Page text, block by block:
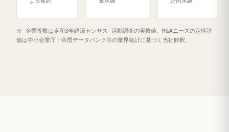
※ 企業等数は令和3年経済センサス‐活動調査の実数値。M&Aニーズの定性評
価は中小企業庁・帝国データバンク等の業界統計に基づく当社解釈。